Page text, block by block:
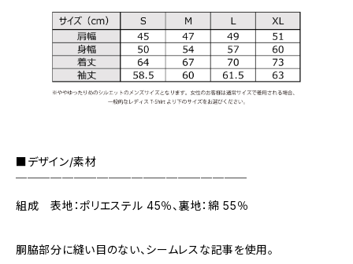
■デザイン/素材
組成 表地：ポリエステル 45％、裏地：綿 55％
胴脇部分に縫い目のない、シームレスな記事を使用。